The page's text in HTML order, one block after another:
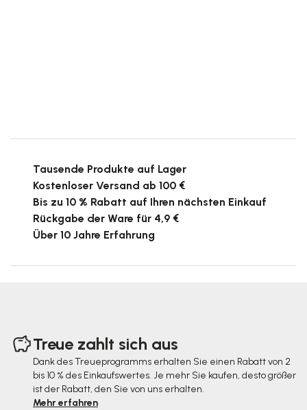
Tausende Produkte auf Lager
Kostenloser Versand ab 100 €
Bis zu 10 % Rabatt auf Ihren nächsten Einkauf
Rückgabe der Ware für 4,9 €
Über 10 Jahre Erfahrung
Treue zahlt sich aus
Dank des Treueprogramms erhalten Sie einen Rabatt von 2
bis 10 % des Einkaufswertes. Je mehr Sie kaufen, desto größer
ist der Rabatt, den Sie von uns erhalten.
Mehr erfahren